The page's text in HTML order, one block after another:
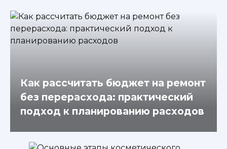
Как рассчитать бюджет на ремонт
без перерасхода: практический
подход к планированию расходов